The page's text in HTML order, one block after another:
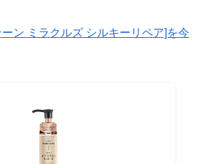
ーン ミラクルズ シルキーリペア]を今